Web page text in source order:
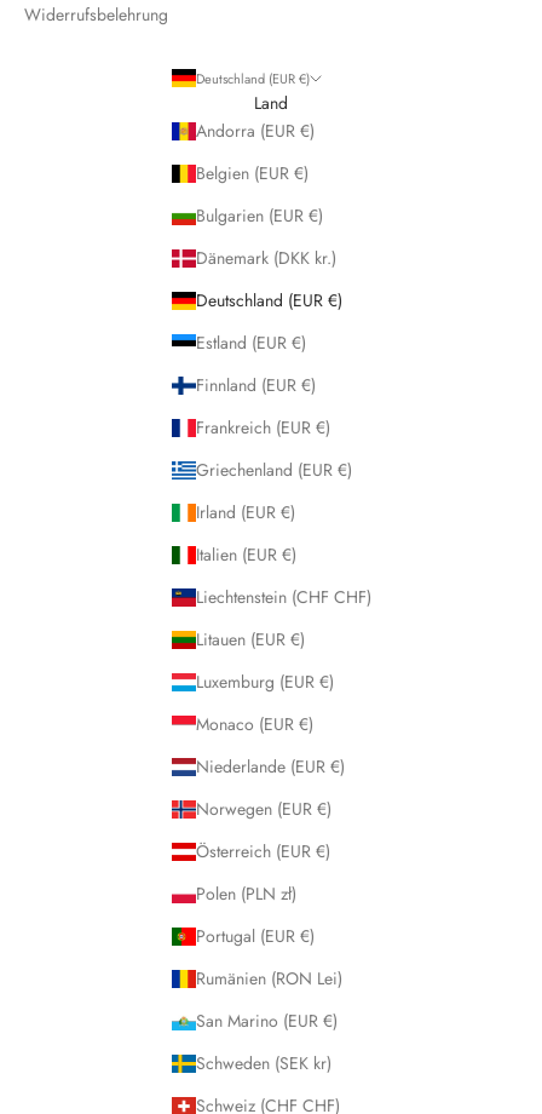
Widerrufsbelehrung
Deutschland (EUR €)
Land
Andorra (EUR €)
Belgien (EUR €)
Bulgarien (EUR €)
Dänemark (DKK kr.)
Deutschland (EUR €)
Estland (EUR €)
Finnland (EUR €)
Frankreich (EUR €)
Griechenland (EUR €)
Irland (EUR €)
Italien (EUR €)
Liechtenstein (CHF CHF)
Litauen (EUR €)
Luxemburg (EUR €)
Monaco (EUR €)
Niederlande (EUR €)
Norwegen (EUR €)
Österreich (EUR €)
Polen (PLN zł)
Portugal (EUR €)
Rumänien (RON Lei)
San Marino (EUR €)
Schweden (SEK kr)
Schweiz (CHF CHF)